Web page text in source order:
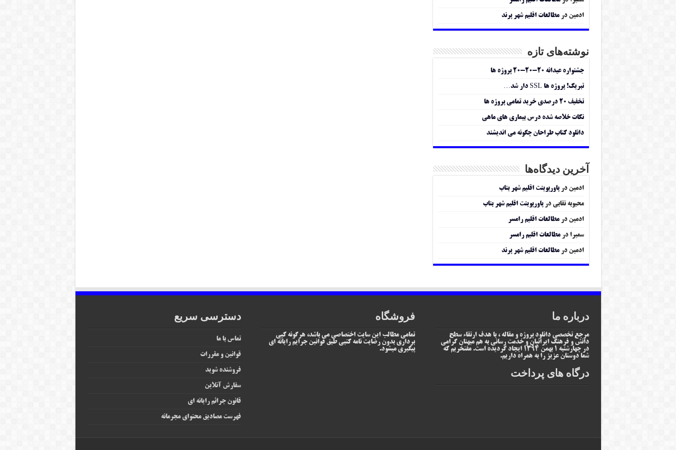
ادمین درمطالعات اقلیم شهر پرند
نوشته‌های تازه
جشنواره عیدانه ۲۰-۲۰-۲۰ پروژه ها
تبریک! پروژه ها SSL دار شد…
تخفیف ۲۰ درصدی خرید تمامی پروژه ها
نکات خلاصه شده درس بیماری های ماهی
دانلود کتاب طراحان چگونه می اندیشند
آخرین دیدگاه‌ها
ادمین درپاورپوینت اقلیم شهر بناب
محبوبه نقابی درپاورپوینت اقلیم شهر بناب
ادمین درمطالعات اقلیم رامسر
سمیرا درمطالعات اقلیم رامسر
ادمین درمطالعات اقلیم شهر پرند
درباره ما
مرجع تخصصی دانلود پروژه و مقاله ، با هدف ارتقاء سطح
دانش و فرهنگ ایرانیان و خدمت رسانی به هم میهنان گرامی
در چهارشنبه 1 بهمن 1394 ایجاد گردیده است. مفتخریم که
شما دوستان عزیز را به همراه داریم.
درگاه های پرداخت
فروشگاه
تمامی مطالب این سایت اختصاصی می باشد، هرگونه کپی
برداری بدون رضایت نامه کتبی طبق قوانین جرایم رایانه ای
پیگیری میشود.
دسترسی سریع
تماس با ما
قوانین و مقررات
فروشنده شوید
سفارش آنلاین
قانون جرائم رایانه‌ ای
فهرست مصادیق محتوای مجرمانه